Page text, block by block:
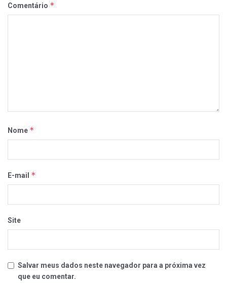
Comentário *
Nome *
E-mail *
Site
Salvar meus dados neste navegador para a próxima vez
que eu comentar.